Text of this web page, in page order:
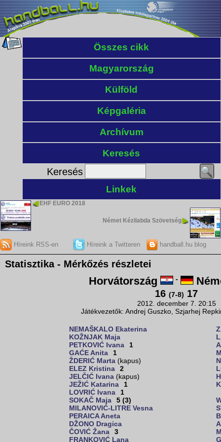
Összes cikk
Magyarország
Külföld
Képgaléria
Archívum
Keresés
Keresés
Linkek
EHF EURO 2018
Német Kézilabda Szövetség
Híreink RSS-en Híreink a Twitteren handball.hu blog
Statisztika - Mérkőzés részletei
Horvátország -
16 (7-8) 17
2012. december 7. 20:15
Játékvezetők: Andrej Guszko, Szjarhej
NEMAŠKALO Ekaterina
KOŽNJAK Maja
PETKOVIĆ Ivana
1
GAĆE Anita
1
ŽDERIĆ Marta (kapus)
ELEZ Kristina
2
JELČIĆ Ivana (kapus)
JEŽIĆ Katarina
1
LOVRIĆ Ivana
1
SOKAČ Maja
5 (3)
MILANOVIĆ-LITRE Vesna
PERAICA Aneta
DŽONO Dragica
ČOVIĆ Žana
3
FRANKOVIĆ Lana